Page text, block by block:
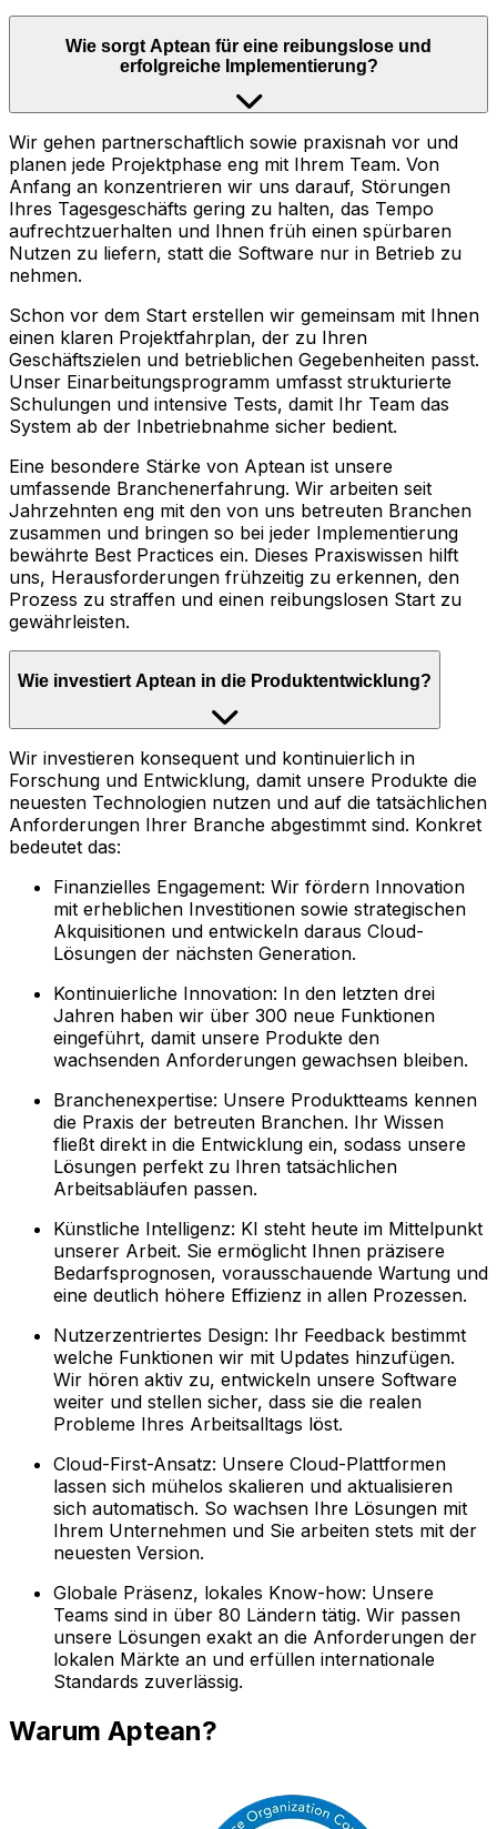
Wie sorgt Aptean für eine reibungslose und
erfolgreiche Implementierung?
Wir gehen partnerschaftlich sowie praxisnah vor und
planen jede Projektphase eng mit Ihrem Team. Von
Anfang an konzentrieren wir uns darauf, Störungen
Ihres Tagesgeschäfts gering zu halten, das Tempo
aufrechtzuerhalten und Ihnen früh einen spürbaren
Nutzen zu liefern, statt die Software nur in Betrieb zu
nehmen.
Schon vor dem Start erstellen wir gemeinsam mit Ihnen
einen klaren Projektfahrplan, der zu Ihren
Geschäftszielen und betrieblichen Gegebenheiten passt.
Unser Einarbeitungsprogramm umfasst strukturierte
Schulungen und intensive Tests, damit Ihr Team das
System ab der Inbetriebnahme sicher bedient.
Eine besondere Stärke von Aptean ist unsere
umfassende Branchenerfahrung. Wir arbeiten seit
Jahrzehnten eng mit den von uns betreuten Branchen
zusammen und bringen so bei jeder Implementierung
bewährte Best Practices ein. Dieses Praxiswissen hilft
uns, Herausforderungen frühzeitig zu erkennen, den
Prozess zu straffen und einen reibungslosen Start zu
gewährleisten.
Wie investiert Aptean in die Produktentwicklung?
Wir investieren konsequent und kontinuierlich in
Forschung und Entwicklung, damit unsere Produkte die
neuesten Technologien nutzen und auf die tatsächlichen
Anforderungen Ihrer Branche abgestimmt sind. Konkret
bedeutet das:
Finanzielles Engagement: Wir fördern Innovation
mit erheblichen Investitionen sowie strategischen
Akquisitionen und entwickeln daraus Cloud-
Lösungen der nächsten Generation.
Kontinuierliche Innovation: In den letzten drei
Jahren haben wir über 300 neue Funktionen
eingeführt, damit unsere Produkte den
wachsenden Anforderungen gewachsen bleiben.
Branchenexpertise: Unsere Produktteams kennen
die Praxis der betreuten Branchen. Ihr Wissen
fließt direkt in die Entwicklung ein, sodass unsere
Lösungen perfekt zu Ihren tatsächlichen
Arbeitsabläufen passen.
Künstliche Intelligenz: KI steht heute im Mittelpunkt
unserer Arbeit. Sie ermöglicht Ihnen präzisere
Bedarfsprognosen, vorausschauende Wartung und
eine deutlich höhere Effizienz in allen Prozessen.
Nutzerzentriertes Design: Ihr Feedback bestimmt
welche Funktionen wir mit Updates hinzufügen.
Wir hören aktiv zu, entwickeln unsere Software
weiter und stellen sicher, dass sie die realen
Probleme Ihres Arbeitsalltags löst.
Cloud-First-Ansatz: Unsere Cloud-Plattformen
lassen sich mühelos skalieren und aktualisieren
sich automatisch. So wachsen Ihre Lösungen mit
Ihrem Unternehmen und Sie arbeiten stets mit der
neuesten Version.
Globale Präsenz, lokales Know-how: Unsere
Teams sind in über 80 Ländern tätig. Wir passen
unsere Lösungen exakt an die Anforderungen der
lokalen Märkte an und erfüllen internationale
Standards zuverlässig.
Warum Aptean?